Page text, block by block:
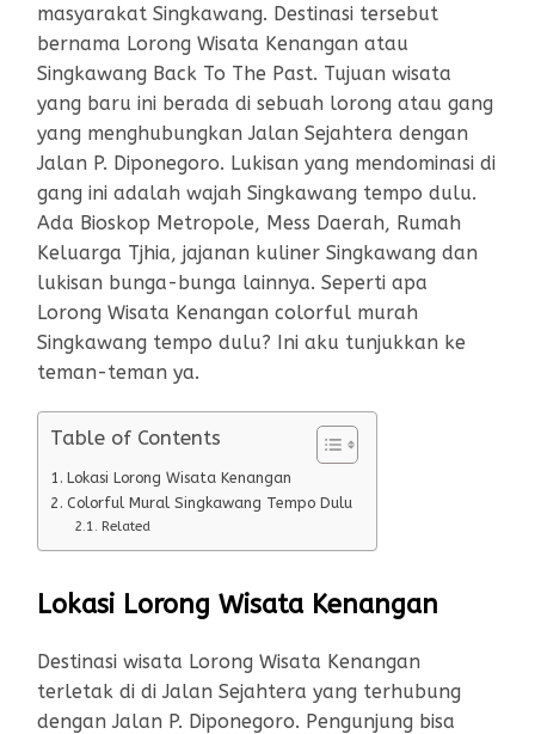
masyarakat Singkawang. Destinasi tersebut
bernama Lorong Wisata Kenangan atau
Singkawang Back To The Past. Tujuan wisata
yang baru ini berada di sebuah lorong atau gang
yang menghubungkan Jalan Sejahtera dengan
Jalan P. Diponegoro. Lukisan yang mendominasi di
gang ini adalah wajah Singkawang tempo dulu.
Ada Bioskop Metropole, Mess Daerah, Rumah
Keluarga Tjhia, jajanan kuliner Singkawang dan
lukisan bunga-bunga lainnya. Seperti apa
Lorong Wisata Kenangan colorful murah
Singkawang tempo dulu? Ini aku tunjukkan ke
teman-teman ya.
Table of Contents
Lokasi Lorong Wisata Kenangan
Colorful Mural Singkawang Tempo Dulu
Related
Lokasi Lorong Wisata Kenangan
Destinasi wisata Lorong Wisata Kenangan
terletak di di Jalan Sejahtera yang terhubung
dengan Jalan P. Diponegoro. Pengunjung bisa